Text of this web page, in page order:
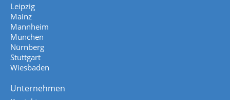
Leipzig
Mainz
Mannheim
München
Nürnberg
Stuttgart
Wiesbaden
Unternehmen